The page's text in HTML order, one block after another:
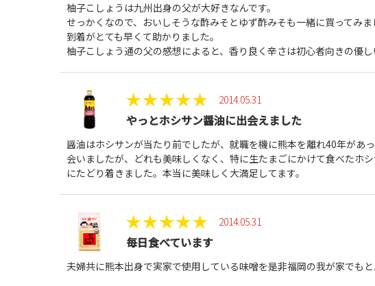
柚子こしょうは九州出身の父が大好きなんです。
せっかくなので、おいしそうな酢みそとゆず酢みそも一緒に買ってみま
到着がとても早くて助かりました。
柚子こしょう通の父の感想によると、香り良く辛さは初心者向きの優し
2014.05.31
やっとホシサン醤油に出会えました
醤油はホシサンが当たり前でしたが、就職を機に熊本を離れ40年があ
会いましたが、どれも美味しくなく、特に生たまごにかけて食べたホ
にたどり着きました。本当に美味しく大満足してます。
2014.05.31
毎日食べています
夫婦共に熊本出身で実家で使用している味噌を是非福岡の我が家でも